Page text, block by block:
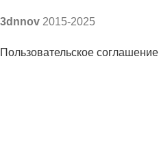
3dnnov 2015-2025
Пользовательское соглашение